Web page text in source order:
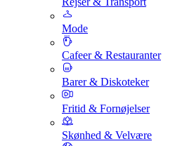
Mode
Cafeer & Restauranter
Barer & Diskoteker
Fritid & Fornøjelser
Skønhed & Velvære